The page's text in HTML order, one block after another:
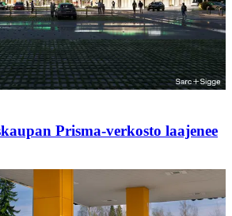
Prisma-verkosto laajenee